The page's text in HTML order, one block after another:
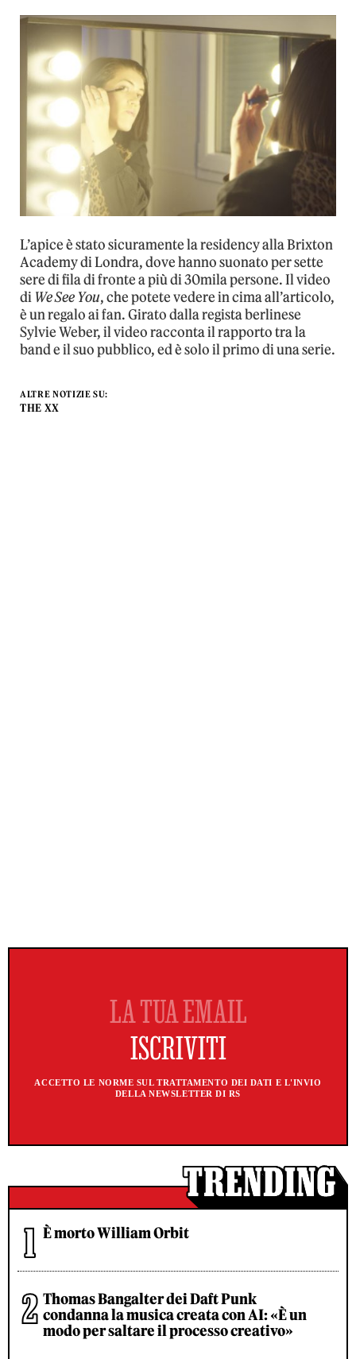
L’apice è stato sicuramente la residency alla Brixton
Academy di Londra, dove hanno suonato per sette
sere di fila di fronte a più di 30mila persone. Il video
di We See You, che potete vedere in cima all’articolo,
è un regalo ai fan. Girato dalla regista berlinese
Sylvie Weber, il video racconta il rapporto tra la
band e il suo pubblico, ed è solo il primo di una serie.
ALTRE NOTIZIE SU:
THE XX
ACCETTO LE NORME SUL TRATTAMENTO DEI DATI E L'INVIO
DELLA NEWSLETTER DI RS
È morto William Orbit
Thomas Bangalter dei Daft Punk
condanna la musica creata con AI: «È un
modo per saltare il processo creativo»